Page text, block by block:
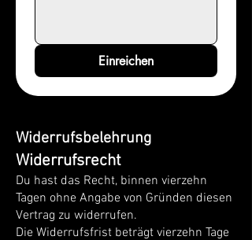
Einreichen
Widerrufsbelehrung
Widerrufsrecht
Du hast das Recht, binnen vierzehn
Tagen ohne Angabe von Gründen diesen
Vertrag zu widerrufen.
Die Widerrufsfrist beträgt vierzehn Tage